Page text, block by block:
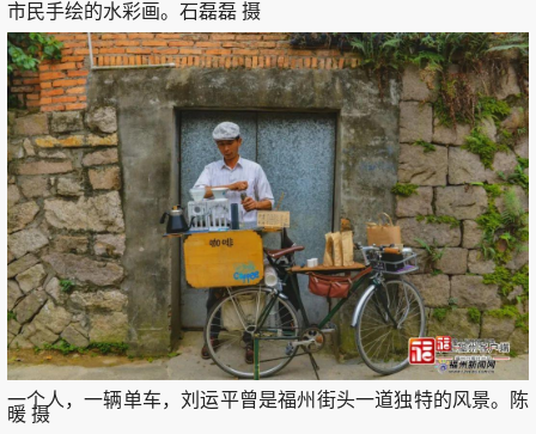
市民手绘的水彩画。石磊磊 摄
一个人，一辆单车，刘运平曾是福州街头一道独特的风景。陈
暖 摄